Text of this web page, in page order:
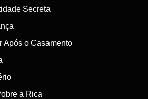
Secreta
Após o Casamento
a Rica